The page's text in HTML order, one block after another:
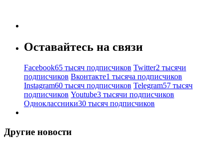
Оставайтесь на связи
Facebook65 тысяч подписчиков Twitter2 тысячи
подписчиков Вконтакте1 тысяча подписчиков
Instagram60 тысяч подписчиков Telegram57 тысяч
подписчиков Youtube3 тысячи подписчиков
Одноклассники30 тысяч подписчиков
Другие новости